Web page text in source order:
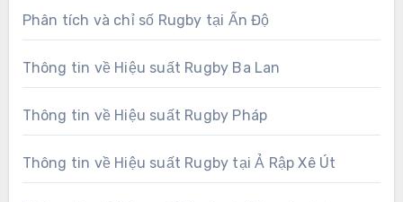
Phân tích và chỉ số Rugby tại Ấn Độ
Thông tin về Hiệu suất Rugby Ba Lan
Thông tin về Hiệu suất Rugby Pháp
Thông tin về Hiệu suất Rugby tại Ả Rập Xê Út